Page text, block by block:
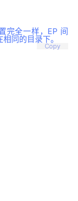
完全一样，EP 间
同的目录下。
Copy